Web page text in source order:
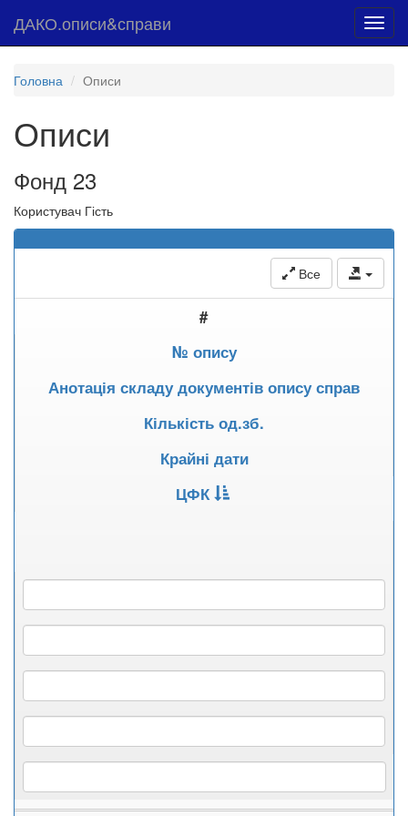
ДАКО.описи&справи
Головна Описи
Описи
Фонд 23
Користувач Гість
Все
#
№ опису
Анотація складу документів опису справ
Кількість од.зб.
Крайні дати
ЦФК